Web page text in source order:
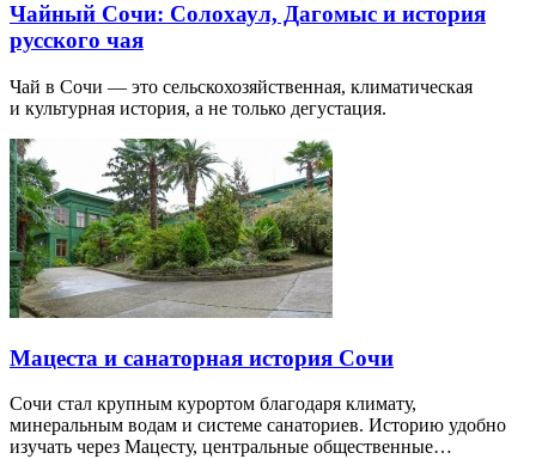
Чайный Сочи: Солохаул, Дагомыс и история
русского чая
Чай в Сочи — это сельскохозяйственная, климатическая
и культурная история, а не только дегустация.
Мацеста и санаторная история Сочи
Сочи стал крупным курортом благодаря климату,
минеральным водам и системе санаториев. Историю удобно
изучать через Мацесту, центральные общественные…